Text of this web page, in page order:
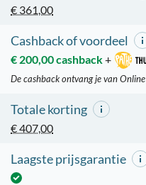
€ 361,00
Cashback of voordeel
€ 200,00 cashback+
De cashback ontvang je van Online
Totale korting
€ 407,00
Laagste prijsgarantie